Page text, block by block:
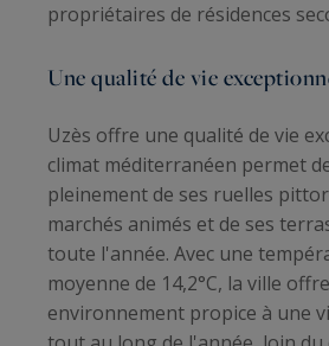
propriétaires de résidences
Une qualité de vie
Uzès offre une qualité de vie
climat méditerranéen permet
pleinement de ses ruelles
marchés animés et de ses
toute l'année. Avec une
moyenne de 14,2°C, la ville
environnement propice à une